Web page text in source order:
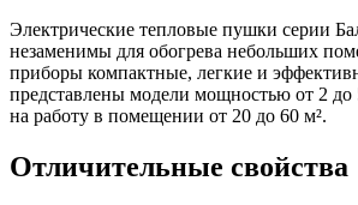
Электрические тепловые пушки серии
незаменимы для обогрева небольших
приборы компактные, легкие и
представлены модели мощностью от 2 до
на работу в помещении от 20 до 60 м².
Отличительные свойства